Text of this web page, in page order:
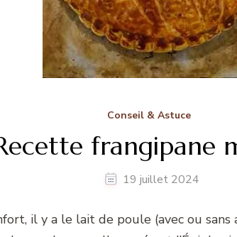
Conseil & Astuce
frangipane
19 juillet 2024
il y a le lait de poule (avec ou sans